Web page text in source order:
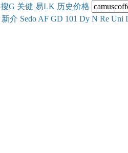
搜G 关健 易LK 历史价格
新介 Sedo AF GD 101 Dy N Re Uni